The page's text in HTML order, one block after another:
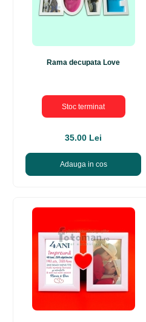
Rama decupata Love
Stoc terminat
35.00 Lei
Adauga in cos